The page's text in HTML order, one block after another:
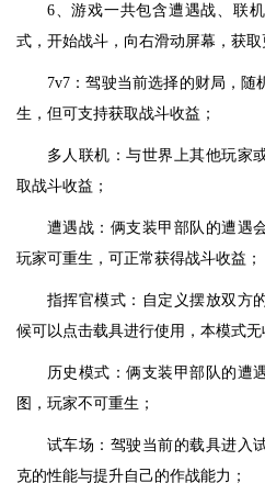
6、游戏一共包含遭遇战、联
式，开始战斗，向右滑动屏幕，获取
7v7：驾驶当前选择的财局，
生，但可支持获取战斗收益；
多人联机：与世界上其他玩家
取战斗收益；
遭遇战：俩支装甲部队的遭遇
玩家可重生，可正常获得战斗收益；
指挥官模式：自定义摆放双方
候可以点击载具进行使用，本模式无
历史模式：俩支装甲部队的遭
图，玩家不可重生；
试车场：驾驶当前的载具进入
克的性能与提升自己的作战能力；